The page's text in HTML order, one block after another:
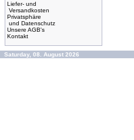
Liefer- und
Versandkosten
Privatsphäre
und Datenschutz
Unsere AGB's
Kontakt
Saturday, 08. August 2026